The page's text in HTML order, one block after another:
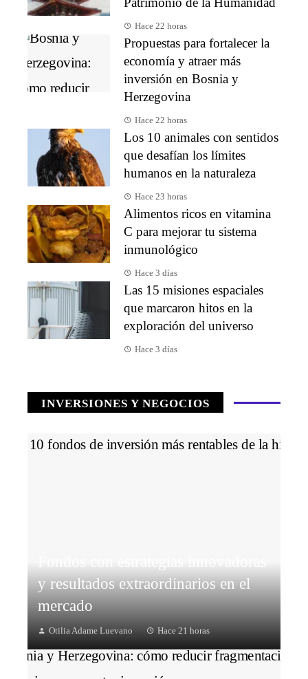
Hace 22 horas
Propuestas para fortalecer la
economía y atraer más
inversión en Bosnia y
Herzegovina
Hace 22 horas
Los 10 animales con sentidos
que desafían los límites
humanos en la naturaleza
Hace 23 horas
Alimentos ricos en vitamina
C para mejorar tu sistema
inmunológico
Hace 3 días
Las 15 misiones espaciales
que marcaron hitos en la
exploración del universo
Hace 3 días
INVERSIONES Y NEGOCIOS
y resultados extraordinarios en el
mercado
Otilia Adame Luevano Hace 21 horas